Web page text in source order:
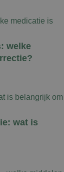
welke
wat is